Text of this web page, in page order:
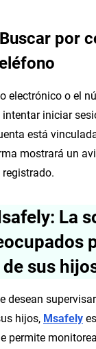
Buscar por
electrónico o el
intentar iniciar
está
mostrará un
La
sus
desean
hijos, Msafely
permite